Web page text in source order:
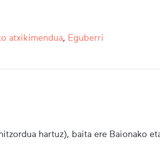
atxikimendua, Eguberri
hartuz), baita ere Baionako